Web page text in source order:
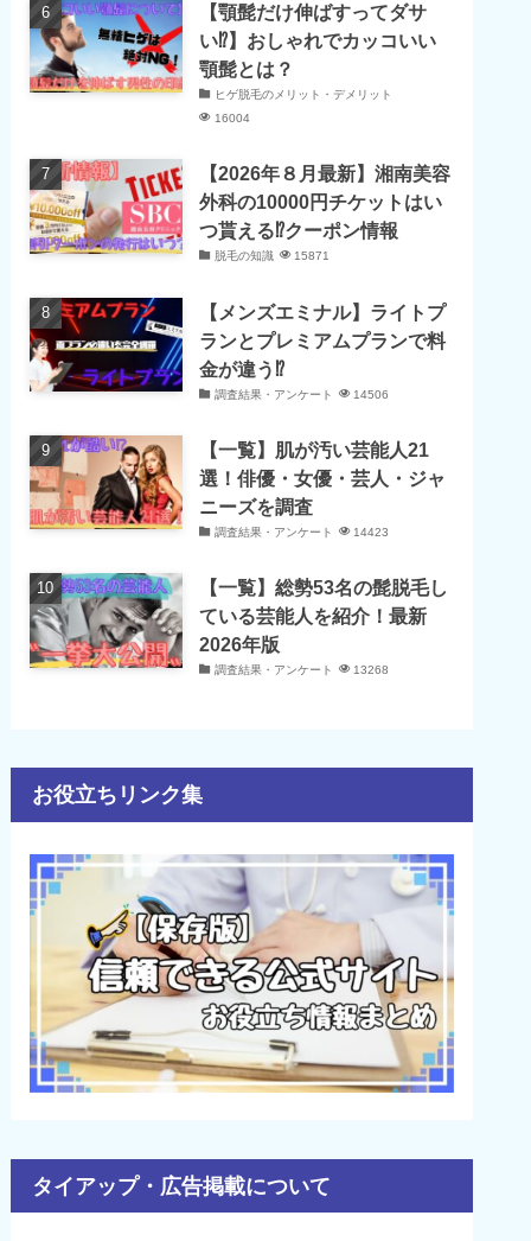
【顎髭だけ伸ばすってダサ
い⁉】おしゃれでカッコいい
顎髭とは？
ヒゲ脱毛のメリット・デメリット
16004
【2026年８月最新】湘南美容
外科の10000円チケットはい
つ貰える⁉クーポン情報
脱毛の知識 15871
【メンズエミナル】ライトプ
ランとプレミアムプランで料
金が違う⁉
調査結果・アンケート 14506
【一覧】肌が汚い芸能人21
選！俳優・女優・芸人・ジャ
ニーズを調査
調査結果・アンケート 14423
【一覧】総勢53名の髭脱毛し
ている芸能人を紹介！最新
2026年版
調査結果・アンケート 13268
お役立ちリンク集
タイアップ・広告掲載について